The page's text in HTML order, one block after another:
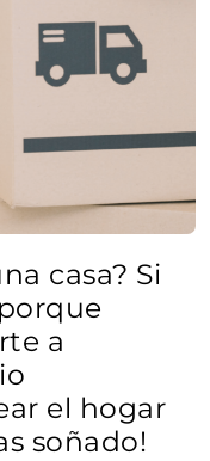
casa? Si
a
el hogar
soñado!